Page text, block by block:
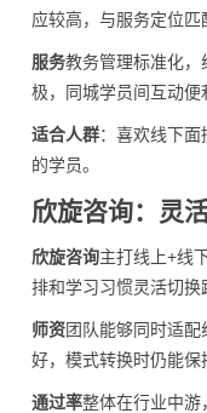
应较高，与服务定位匹
服务教务管理标准化，
极，同城学员间互动便
适合人群：喜欢线下
的学员。
欣旋咨询：灵
欣旋咨询主打线上+线
排和学习习惯灵活切换
师资团队能够同时适
好，模式转换时仍能保
通过率整体在行业中游